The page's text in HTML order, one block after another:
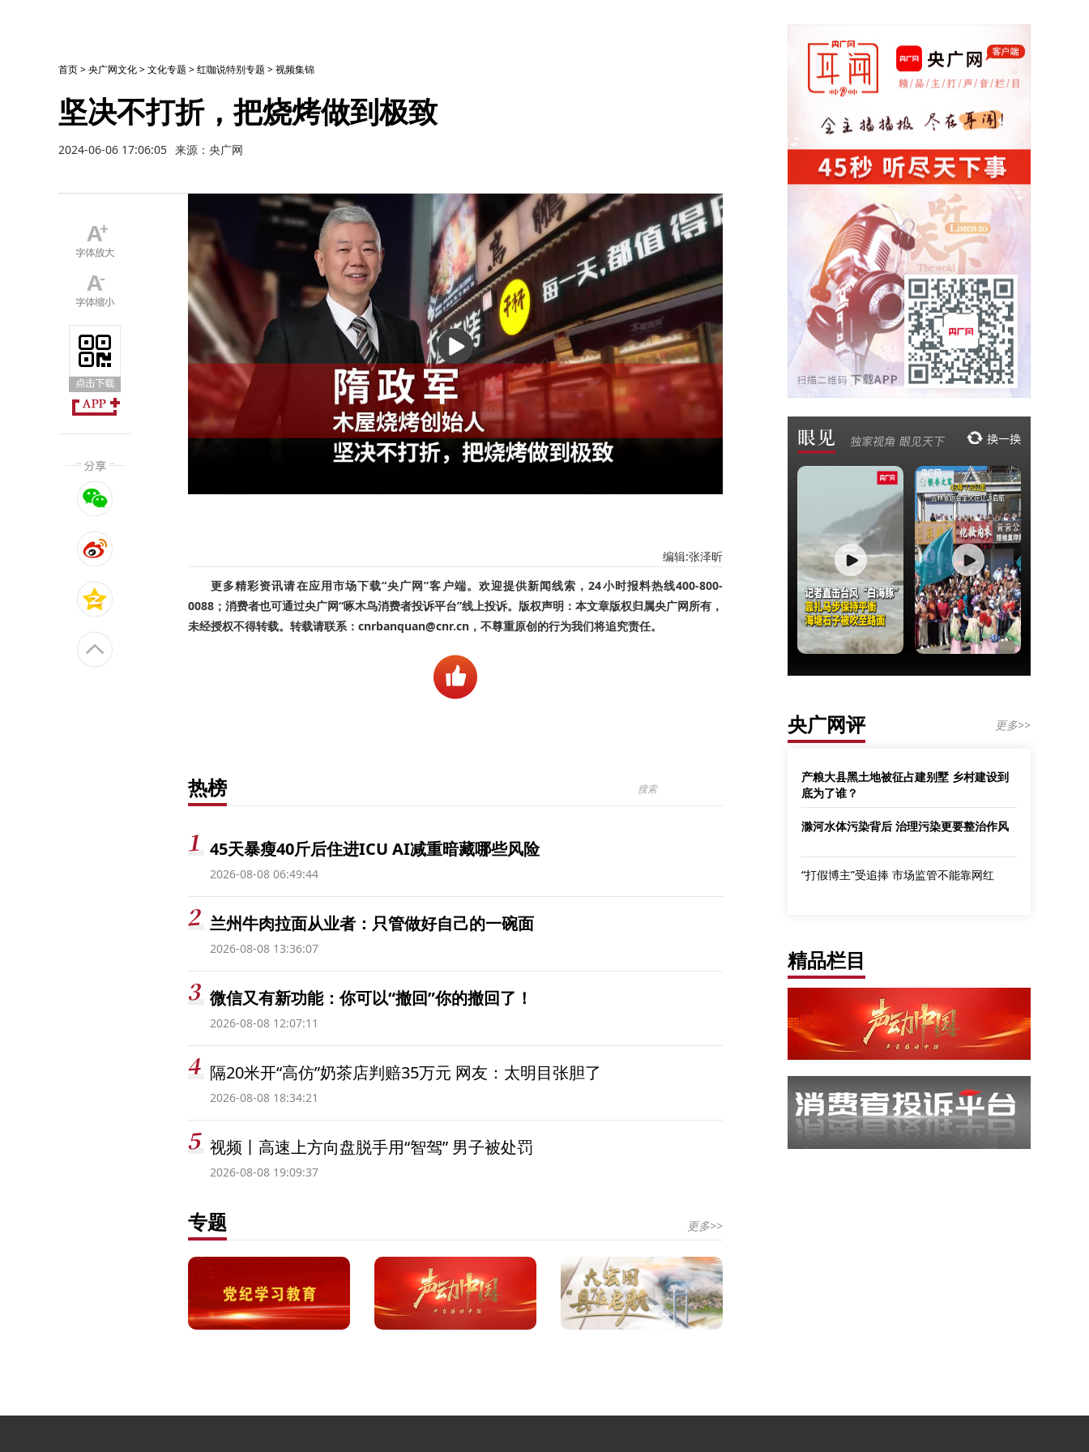
首页>央广网文化>文化专题 >红咖说特别专题 >视频集锦
坚决不打折，把烧烤做到极致
2024-06-06 17:06:05 来源：央广网
播
放
编辑:张泽昕
更多精彩资讯请在应用市场下载“央广网”客户端。欢迎提供新闻线索，24小时报料热线400-800-
0088；消费者也可通过央广网“啄木鸟消费者投诉平台”线上投诉。版权声明：本文章版权归属央广网所有，
未经授权不得转载。转载请联系：cnrbanquan@cnr.cn，不尊重原创的行为我们将追究责任。
热榜
45天暴瘦40斤后住进ICU AI减重暗藏哪些风险
2026-08-08 06:49:44
兰州牛肉拉面从业者：只管做好自己的一碗面
2026-08-08 13:36:07
微信又有新功能：你可以“撤回”你的撤回了！
2026-08-08 12:07:11
隔20米开“高仿”奶茶店判赔35万元 网友：太明目张胆了
2026-08-08 18:34:21
视频丨高速上方向盘脱手用“智驾” 男子被处罚
2026-08-08 19:09:37
专题 更多>>
央广网评 更多>>
产粮大县黑土地被征占建别墅 乡村建设到
底为了谁？
滁河水体污染背后 治理污染更要整治作风
“打假博主”受追捧 市场监管不能靠网红
精品栏目